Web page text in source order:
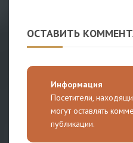
ОСТАВИТЬ
Информация
Посетители,
могут оставлять
публикации.